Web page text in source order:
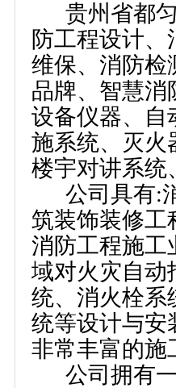
贵州省都匀
防工程设计
维保、消防检
品牌、智慧消
设备仪器、自
施系统、灭火
楼宇对讲系统
公司具有:消
筑装饰装修工
消防工程施工
域对火灾自动
统、消火栓系
统等设计与安
非常丰富的施
公司拥有一